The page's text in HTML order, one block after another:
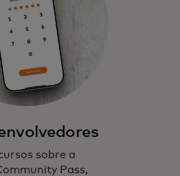
sobre a
Pass,